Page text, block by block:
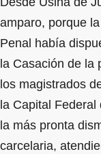
amparo, porque
Penal había
la Casación de la
los magistrados
la Capital
la más pronta
carcelaria,